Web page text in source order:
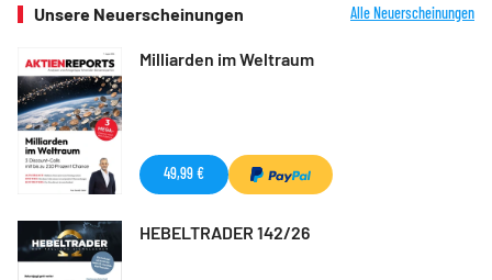
Unsere Neuerscheinungen Alle Neuerscheinungen
Milliarden im Weltraum
49,99 €
HEBELTRADER 142/26